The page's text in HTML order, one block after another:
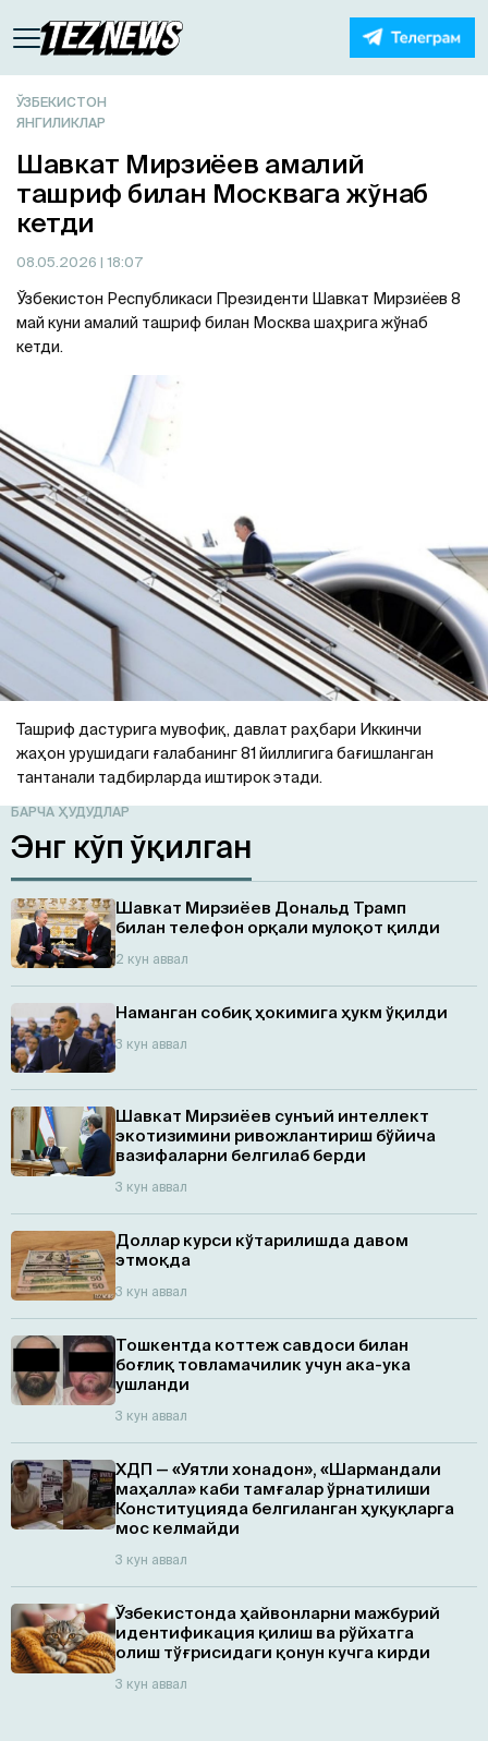
ЎЗБЕКИСТОН
ЯНГИЛИКЛАР
Шавкат Мирзиёев амалий
ташриф билан Москвага жўнаб
кетди
08.05.2026 | 18:07
Ўзбекистон Республикаси Президенти Шавкат Мирзиёев 8
май куни амалий ташриф билан Москва шаҳрига жўнаб
кетди.
Ташриф дастурига мувофиқ, давлат раҳбари Иккинчи
жаҳон урушидаги ғалабанинг 81 йиллигига бағишланган
тантанали тадбирларда иштирок этади.
БАРЧА ҲУДУДЛАР
Энг кўп ўқилган
Шавкат Мирзиёев Дональд Трамп
билан телефон орқали мулоқот қилди
2 кун аввал
Наманган собиқ ҳокимига ҳукм ўқилди
3 кун аввал
Шавкат Мирзиёев сунъий интеллект
экотизимини ривожлантириш бўйича
вазифаларни белгилаб берди
3 кун аввал
Доллар курси кўтарилишда давом
этмоқда
3 кун аввал
Тошкентда коттеж савдоси билан
боғлиқ товламачилик учун ака-ука
ушланди
3 кун аввал
ХДП — «Уятли хонадон», «Шармандали
маҳалла» каби тамғалар ўрнатилиши
Конституцияда белгиланган ҳуқуқларга
мос келмайди
3 кун аввал
Ўзбекистонда ҳайвонларни мажбурий
идентификация қилиш ва рўйхатга
олиш тўғрисидаги қонун кучга кирди
3 кун аввал